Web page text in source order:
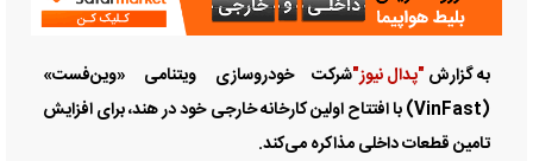
به گزارش"پدال نیوز"شرکت خودروسازی ویتنامی «وین‌فست»
(VinFast) با افتتاح اولین کارخانه خارجی خود در هند، برای افزایش
تامین قطعات داخلی مذاکره می‌کند.